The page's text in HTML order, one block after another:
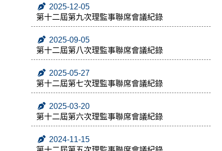
2025-12-05
第十二屆第九次理監事聯席會議紀錄
2025-09-05
第十二屆第八次理監事聯席會議紀錄
2025-05-27
第十二屆第七次理監事聯席會議紀錄
2025-03-20
第十二屆第六次理監事聯席會議紀錄
2024-11-15